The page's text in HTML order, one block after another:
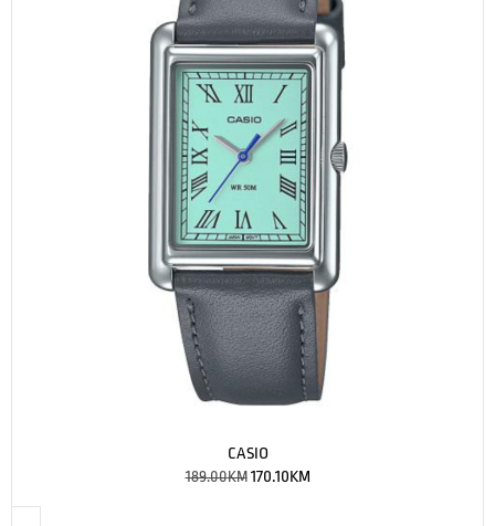
CASIO
189.00KM 170.10KM